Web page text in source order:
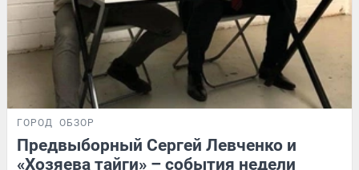
ГОРОД ОБЗОР
Предвыборный Сергей Левченко и
«Хозяева тайги» – события недели